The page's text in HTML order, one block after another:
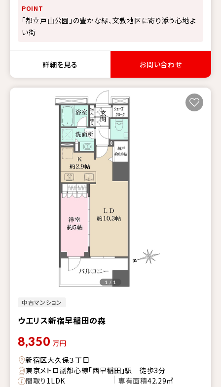
POINT
「都立戸山公園」の豊かな緑、文教地区に寄り添う心地よ
い街
詳細を見る お問い合わせ
中古マンション
ウエリス新宿早稲田の森
1 / 1
8,350 万円
新宿区大久保３丁目
東京メトロ副都心線「西早稲田」駅 徒歩3分
間取り1LDK 専有面積42.29㎡